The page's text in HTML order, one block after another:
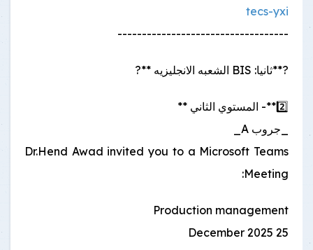
tecs-yxi
-----------------------------------
?**ثانيا: BIS الشعبه الانجليزيه **?
2️⃣**- المستوي الثاني **
_جروب A_
Dr.Hend Awad invited you to a Microsoft Teams
Meeting:
Production management
25 December 2025